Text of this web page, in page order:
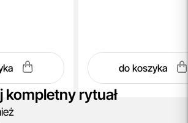
do koszyka
rytuał